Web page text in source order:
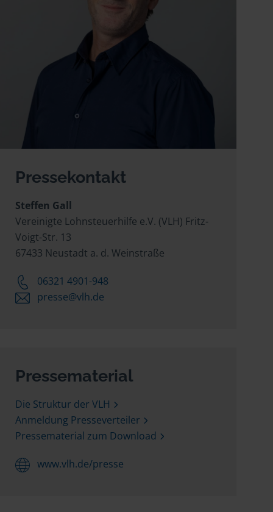
Pressekontakt
Steffen Gall
Vereinigte Lohnsteuerhilfe e.V. (VLH) Fritz-
Voigt-Str. 13
67433 Neustadt a. d. Weinstraße
06321 4901-948
presse@vlh.de
Pressematerial
Die Struktur der VLH
Anmeldung Presseverteiler
Pressematerial zum Download
www.vlh.de/presse